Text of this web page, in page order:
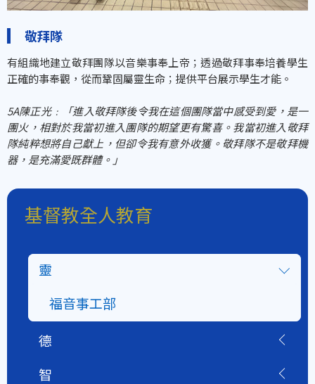
敬拜隊
有組織地建立敬拜團隊以音樂事奉上帝；透過敬拜事奉培養學生
正確的事奉觀，從而鞏固屬靈生命；提供平台展示學生才能。
5A陳正光﹕「進入敬拜隊後令我在這個團隊當中感受到愛，是一
團火，相對於我當初進入團隊的期望更有驚喜。我當初進入敬拜
隊純粹想將自己獻上，但卻令我有意外收獲。敬拜隊不是敬拜機
器，是充滿愛既群體。」
基督教全人教育
靈
福音事工部
德
智